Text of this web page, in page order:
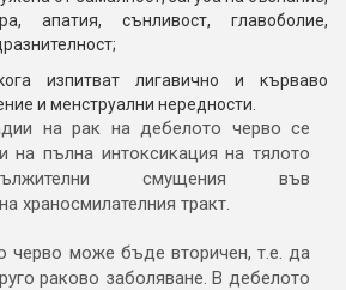
апатия, сънливост, главоболие,
изпитват лигавично и кърваво
и менструални нередности.
на рак на дебелото черво се
на пълна интоксикация на тялото
смущения във
храносмилателния тракт.
черво може бъде вторичен, т.е. да
раково заболяване. В дебелото